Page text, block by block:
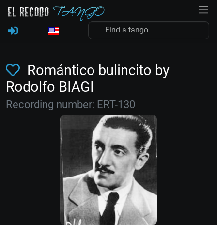
Romántico bulincito by
Rodolfo BIAGI
Recording number: ERT-130